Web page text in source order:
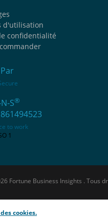
d'utilisation
confidentialité
S®
Fortune Business Insights . Tous
cookies.